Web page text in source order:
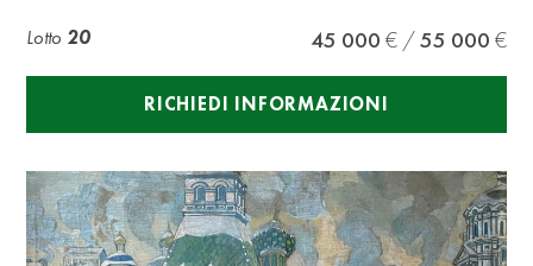
Lotto 20 45 000 55 000
RICHIEDI INFORMAZIONI